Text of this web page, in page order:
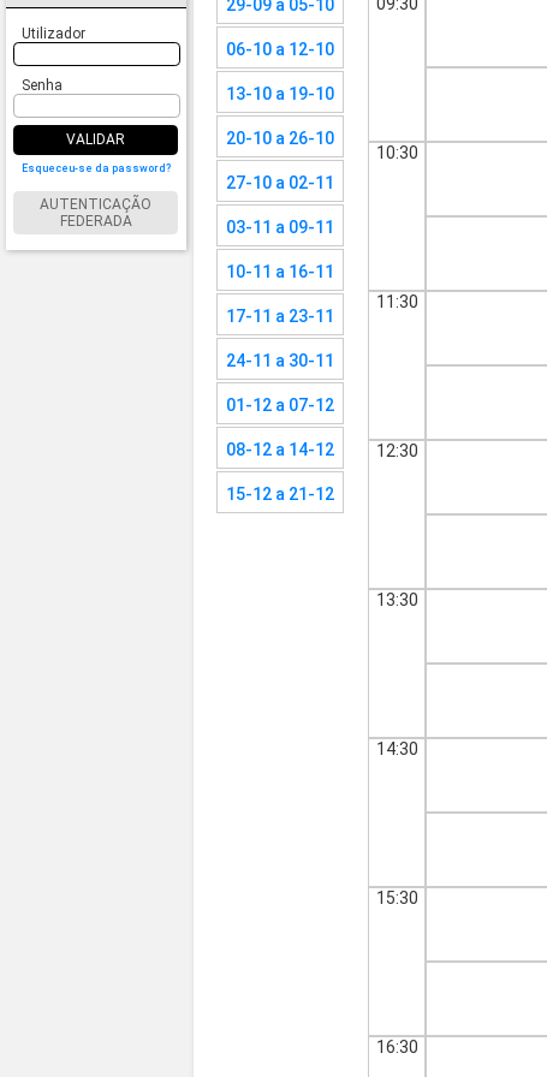
Utilizador
Senha
VALIDAR
Esqueceu-se da password?
AUTENTICAÇÃO
FEDERADA
29-09 a 05-10
06-10 a 12-10
13-10 a 19-10
20-10 a 26-10
27-10 a 02-11
03-11 a 09-11
10-11 a 16-11
17-11 a 23-11
24-11 a 30-11
01-12 a 07-12
08-12 a 14-12
15-12 a 21-12
09:30
10:30
11:30
12:30
13:30
14:30
15:30
16:30